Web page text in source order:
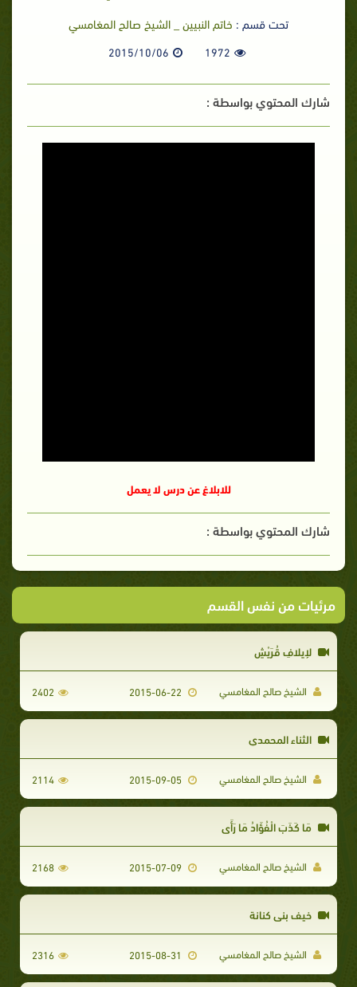
تحت قسم : خاتم النبيين _ الشيخ صالح المغامسي
1972
2015/10/06
شارك المحتوي بواسطة :
للابلاغ عن درس لا يعمل
شارك المحتوي بواسطة :
مرئيات من نفس القسم
لإِيلافِ قُرَيْشٍ
الشيخ صالح المغامسي 2402
الثناء المحمدي
الشيخ صالح المغامسي 2015-09-05
2114
مَا كَذَبَ الْفُؤَادُ مَا رَأَى
الشيخ صالح المغامسي 2015-07-09
2168
خيف بني كنانة
الشيخ صالح المغامسي 2316